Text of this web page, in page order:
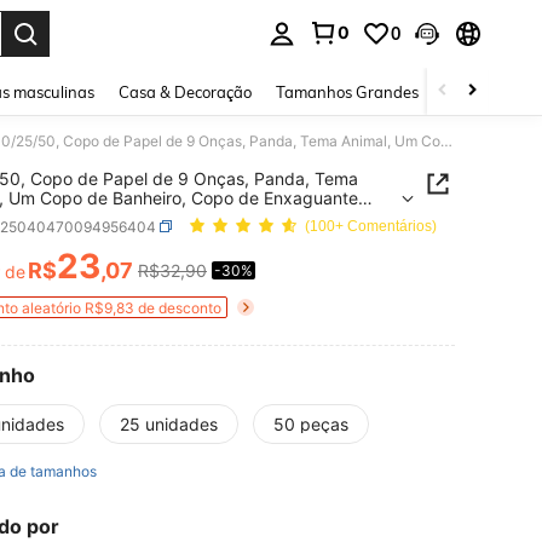
0 0
masculinas Casa & Decoração Tamanhos Grandes Joias e
10/25/50, Copo de Papel de 9 Onças, Panda, Tema Animal, Um Copo de Banheiro, Copo de Enxaguante Bucal, Copo de Papel, Festa, Copo de Papel para Casa e Escritório, Recepção de Convidados, Amigos, Copo de Espresso, Água, Suco, Copo de Doces e Lanches, Chá de Panela, Presentes,
Copo de Papel de 9 Onças, Panda, Tema
Um Copo de Banheiro, Copo de Enxaguante
de Papel, Festa, Copo de Papel para Casa e
Recepção de Convidados, Amigos, Copo de
Água, Suco, Copo de Doces e Lanches, Chá
Presentes,
(100+ Comentários)
AND AVAILABILITY
deR$23,07 R$32,90 -30%
aleatório R$9,83 de desconto
25 unidades 50 peças
de tamanhos
por